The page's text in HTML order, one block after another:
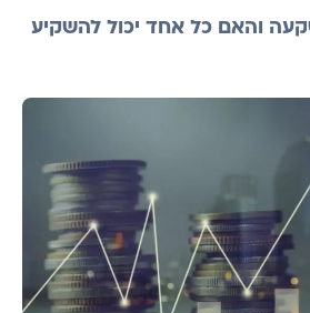
והאם כל אחד יכול להשקיע